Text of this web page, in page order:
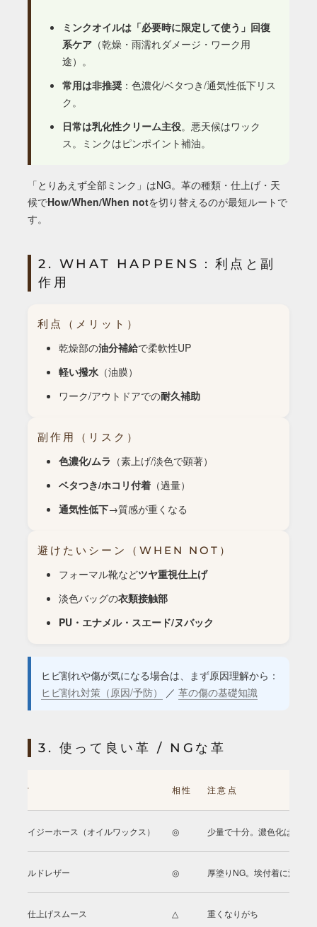
ミンクオイルは「必要時に限定して使う」回復
系ケア （乾燥・雨濡れダメージ・ワーク用
途）。
常用は非推奨 ：色濃化/ベタつき/通気性低下リス
ク。
日常は乳化性クリーム主役。悪天候はワック
ス。ミンクはピンポイント補油。
「とりあえず全部ミンク」はNG。革の種類・仕上げ・天
候でHow/When/When notを切り替えるのが最短ルートで
す。
2. WHAT HAPPENS：利点と副
作用
利点（メリット）
乾燥部の油分補給で柔軟性UP
軽い撥水 （油膜）
ワーク/アウトドアでの耐久補助
副作用（リスク）
色濃化/ムラ （素上げ/淡色で顕著）
ベタつき/ホコリ付着 （過量）
通気性低下→質感が重くなる
避けたいシーン（WHEN NOT）
フォーマル靴などツヤ重視仕上げ
淡色バッグの衣類接触部
PU・エナメル・スエード/ヌバック
ヒビ割れや傷が気になる場合は、まず原因理解から：
ヒビ割れ対策（原因/予防）
／ 革の傷の基礎知識
3. 使って良い革 / NGな革
素材 相性 注意点
クレイジーホース（オイルワックス） ◎ 少量で十分。濃色化は風合
オイルドレザー ◎ 厚塗りNG。埃付着に注意
顔料仕上げスムース △ 重くなりがち